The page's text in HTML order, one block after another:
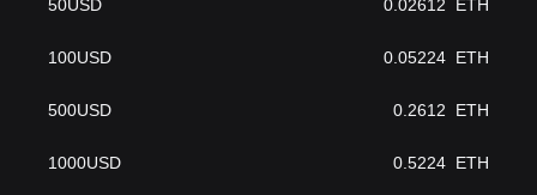
50USD 0.02612 ETH
100USD 0.05224 ETH
500USD 0.2612 ETH
1000USD 0.5224 ETH